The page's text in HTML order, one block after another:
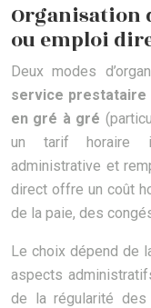
Organisation
ou emploi
Deux modes
service prestataire
en gré à gré
un tarif horaire
administrative et
direct offre un coût
de la paie, des
Le choix dépend de
aspects
de la régularité